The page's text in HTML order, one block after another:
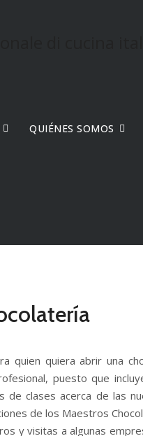
QUIÉNES SOMOS
quien quiera abrir una
puesto que
de clases acerca de las
de los Maestros
y visitas a algunas